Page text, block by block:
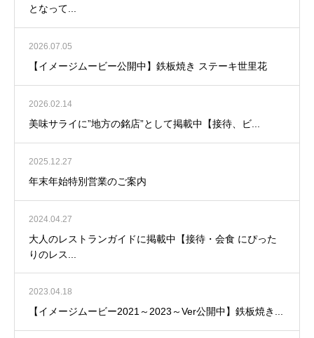
となって...
2026.07.05
【イメージムービー公開中】鉄板焼き ステーキ世里花
2026.02.14
美味サライに”地方の銘店”として掲載中【接待、ビ...
2025.12.27
年末年始特別営業のご案内
2024.04.27
大人のレストランガイドに掲載中【接待・会食 にぴった
りのレス...
2023.04.18
【イメージムービー2021～2023～Ver公開中】鉄板焼き...